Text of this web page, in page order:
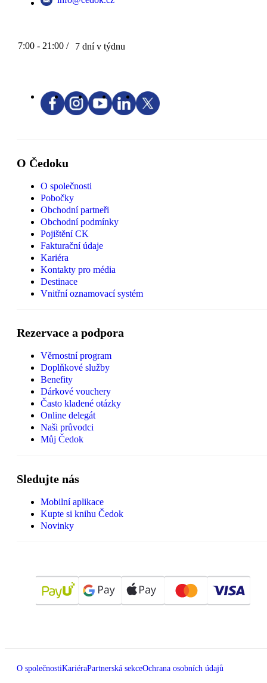
7:00 - 21:00 / 7 dní v týdnu
O Čedoku
O společnosti
Pobočky
Obchodní partneři
Obchodní podmínky
Pojištění CK
Fakturační údaje
Kariéra
Kontakty pro média
Destinace
Vnitřní oznamovací systém
Rezervace a podpora
Věrnostní program
Doplňkové služby
Benefity
Dárkové vouchery
Často kladené otázky
Online delegát
Naši průvodci
Můj Čedok
Sledujte nás
Mobilní aplikace
Kupte si knihu Čedok
Novinky
O společnostiKariéraPartnerská sekceOchrana osobních údajů